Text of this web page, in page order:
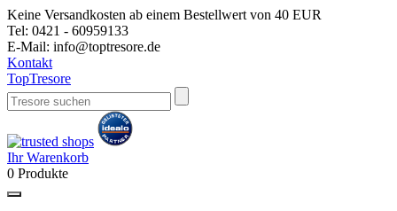
Keine Versandkosten ab einem Bestellwert von 40 EUR
Tel: 0421 - 60959133
E-Mail: info@toptresore.de
Kontakt
TopTresore
Ihr Warenkorb
0 Produkte